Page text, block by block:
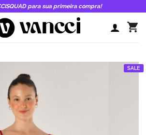
para sua primeira compra!
SALE